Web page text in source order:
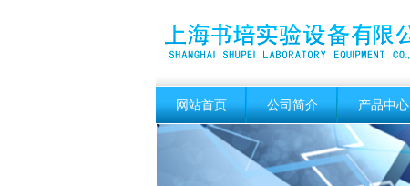
网站首页 公司简介 产品中心